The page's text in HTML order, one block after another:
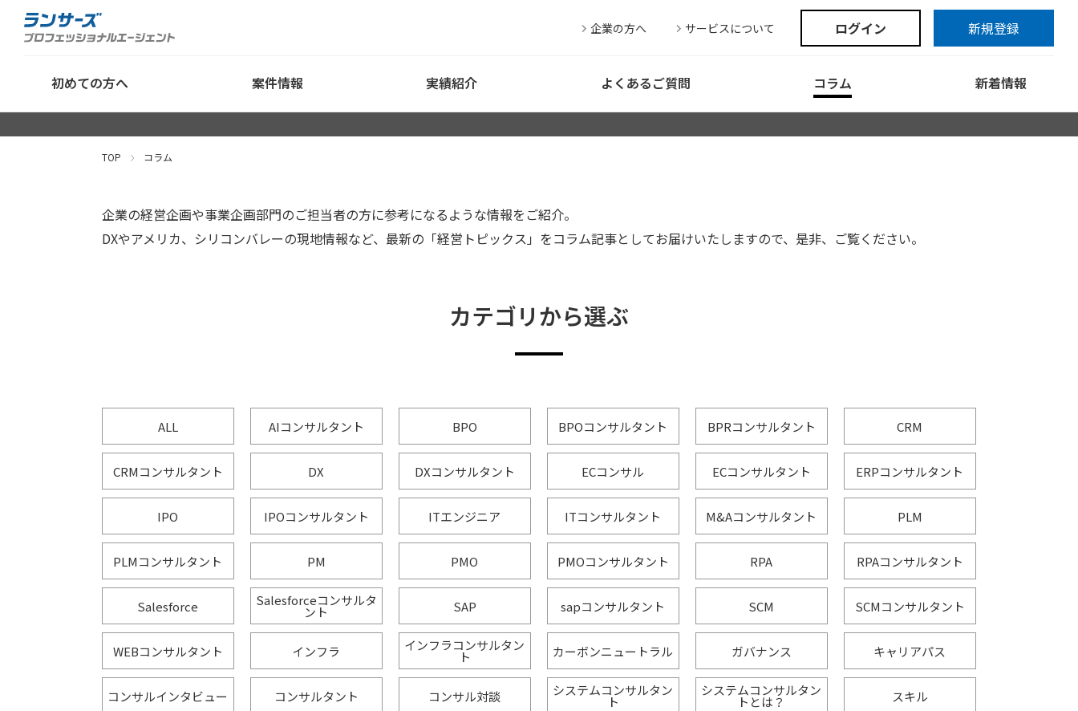
初めての方へ 案件情報 実績紹介 よくあるご質問 コラム 新着情報
企業の方へ サービスについて ログイン 新規登録
TOP コラム
企業の経営企画や事業企画部門のご担当者の方に参考になるような情報をご紹介。
DXやアメリカ、シリコンバレーの現地情報など、最新の「経営トピックス」をコラム記事としてお届けいたしますので、是非、ご覧ください。
カテゴリから選ぶ
ALL AIコンサルタント BPO BPOコンサルタント BPRコンサルタント CRM
CRMコンサルタント DX DXコンサルタント ECコンサル ECコンサルタント ERPコンサルタント
IPO IPOコンサルタント ITエンジニア ITコンサルタント M&Aコンサルタント PLM
PLMコンサルタント PM PMO PMOコンサルタント RPA RPAコンサルタント
Salesforce Salesforceコンサルタ
ント SAP sapコンサルタント SCM SCMコンサルタント
WEBコンサルタント インフラ インフラコンサルタン
ト カーボンニュートラル ガバナンス キャリアパス
コンサルインタビュー コンサルタント コンサル対談 システムコンサルタン
ト
システムコンサルタン
トとは？ スキル